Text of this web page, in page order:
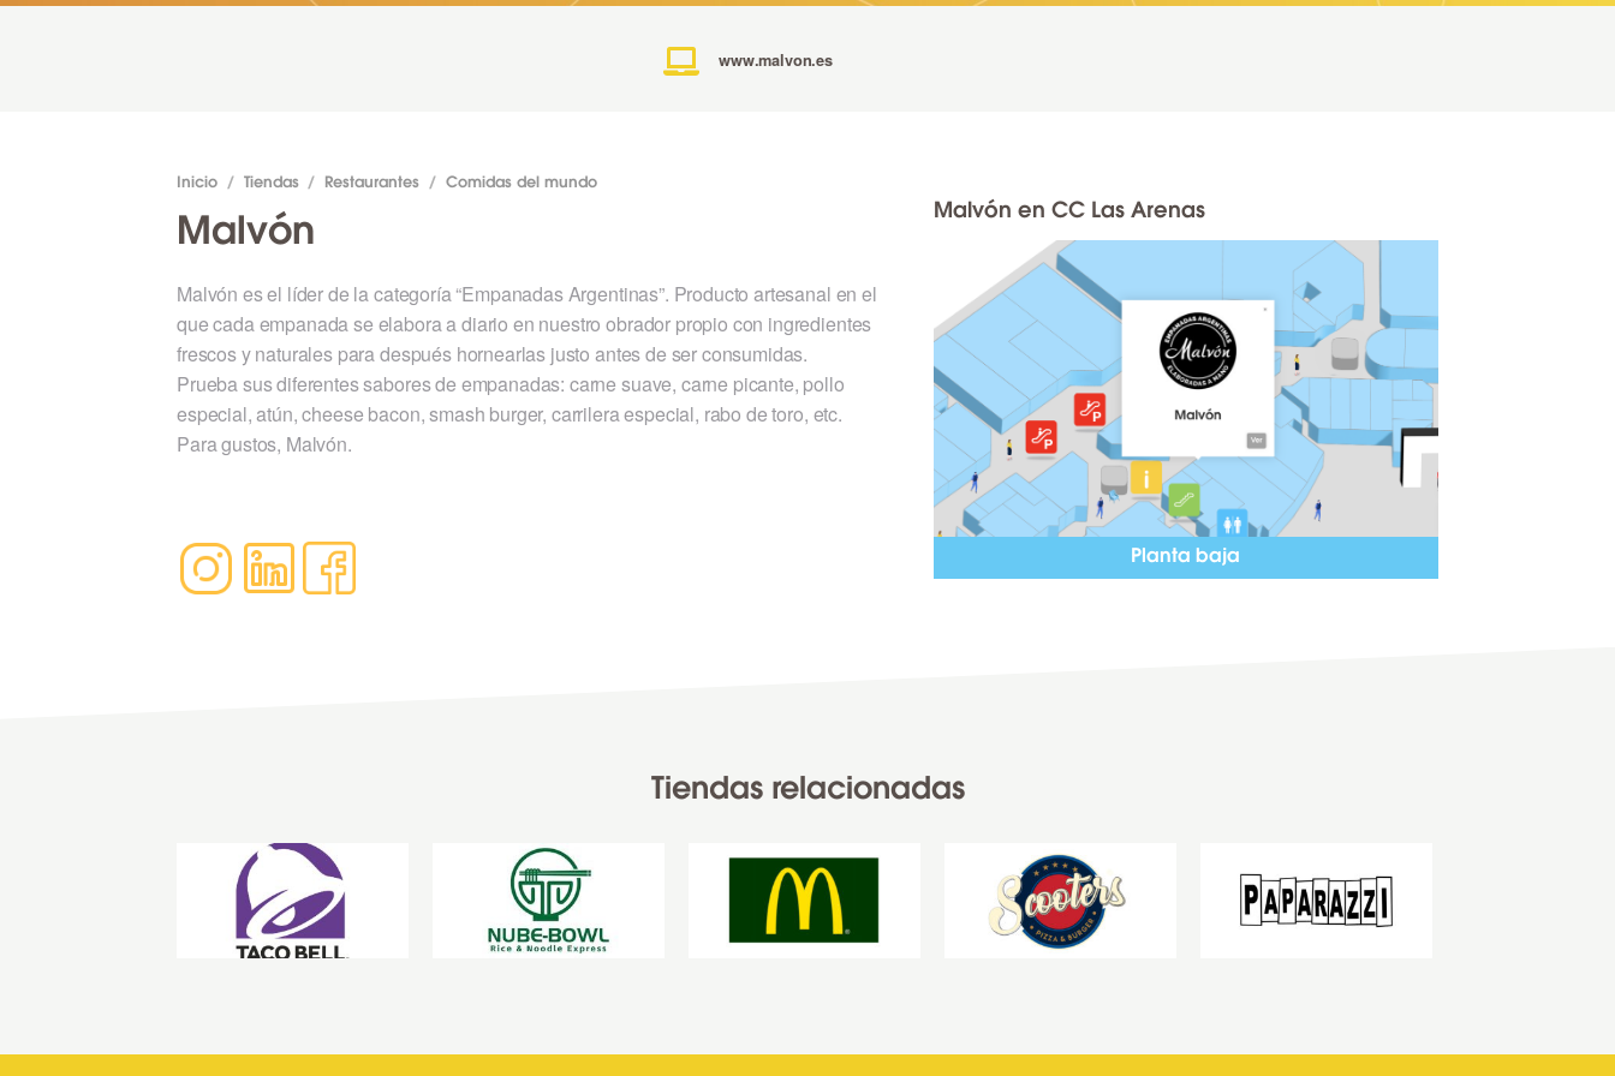
www.malvon.es
Inicio / Tiendas / Restaurantes / Comidas del mundo
Malvón
Malvón es el líder de la categoría “Empanadas Argentinas”. Producto artesanal en el
que cada empanada se elabora a diario en nuestro obrador propio con ingredientes
frescos y naturales para después hornearlas justo antes de ser consumidas.
Prueba sus diferentes sabores de empanadas: carne suave, carne picante, pollo
especial, atún, cheese bacon, smash burger, carrilera especial, rabo de toro, etc.
Para gustos, Malvón.
Malvón en CC Las Arenas
Planta baja
Tiendas relacionadas